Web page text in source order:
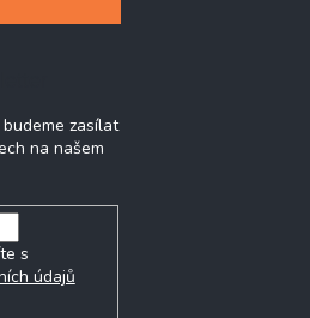
zasílat
na našem
s
údajů